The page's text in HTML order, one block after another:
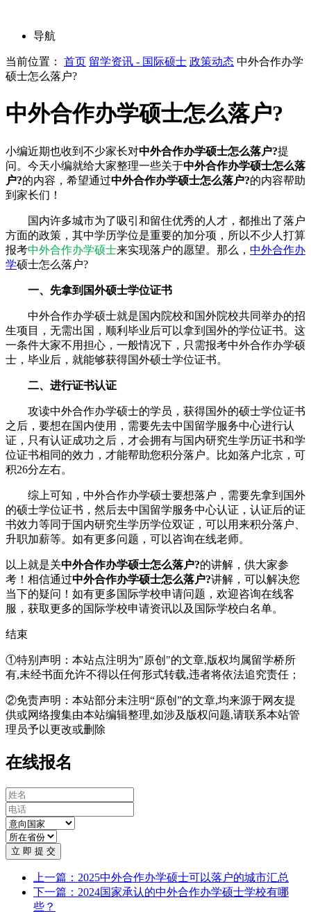
导航
当前位置： 首页 留学资讯 - 国际硕士 政策动态 中外合作办学
硕士怎么落户?
中外合作办学硕士怎么落户?
小编近期也收到不少家长对中外合作办学硕士怎么落户?提
问。今天小编就给大家整理一些关于中外合作办学硕士怎么落
户?的内容，希望通过中外合作办学硕士怎么落户?的内容帮助
到家长们！
国内许多城市为了吸引和留住优秀的人才，都推出了落户
方面的政策，其中学历学位是重要的加分项，所以不少人打算
报考中外合作办学硕士来实现落户的愿望。那么， 中外合作办
学硕士怎么落户?
一、先拿到国外硕士学位证书
中外合作办学硕士就是国内院校和国外院校共同举办的招
生项目，无需出国，顺利毕业后可以拿到国外的学位证书。这
一条件大家不用担心，一般情况下，只需报考中外合作办学硕
士，毕业后，就能够获得国外硕士学位证书。
二、进行证书认证
攻读中外合作办学硕士的学员，获得国外的硕士学位证书
之后，要想在国内使用，需要先去中国留学服务中心进行认
证，只有认证成功之后，才会拥有与国内研究生学历证书和学
位证书相同的效力，才能帮助您积分落户。比如落户北京，可
积26分左右。
综上可知，中外合作办学硕士要想落户，需要先拿到国外
的硕士学位证书，然后去中国留学服务中心认证，认证后的证
书效力等同于国内研究生学历学位双证，可以用来积分落户、
升职加薪等。如有更多问题，可以咨询在线老师。
以上就是关中外合作办学硕士怎么落户?的讲解，供大家参
考！相信通过中外合作办学硕士怎么落户?讲解，可以解决您
当下的疑问！如有更多国际学校申请问题，欢迎咨询在线客
服 ，获取更多的国际学校申请资讯以及国际学校白名单。
结束
①特别声明：本站点注明为"原创"的文章,版权均属留学桥所
有,未经书面允许不得以任何形式转载,违者将依法追究责任；
②免责声明：本站部分未注明“原创”的文章,均来源于网友提
供或网络搜集由本站编辑整理,如涉及版权问题,请联系本站管
理员予以更改或删除
在线报名
立 即 提 交
上一篇：2025中外合作办学硕士可以落户的城市汇总
下一篇：2024国家承认的中外合作办学硕士学校有哪
些？